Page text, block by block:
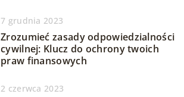
7 grudnia 2023
Zrozumieć zasady odpowiedzialności
cywilnej: Klucz do ochrony twoich
praw finansowych
2 czerwca 2023